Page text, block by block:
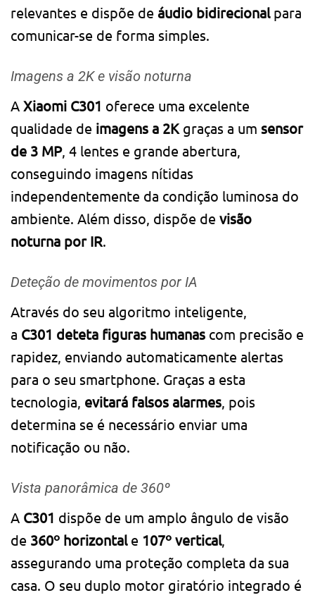
relevantes e dispõe de áudio bidirecionalpara
comunicar-se de forma simples.
Imagens a 2K e visão noturna
A Xiaomi C301 oferece uma excelente
qualidade de imagens a 2K graças a um sensor
de 3 MP, 4 lentes e grande abertura,
conseguindo imagens nítidas
independentemente da condição luminosa do
ambiente. Além disso, dispõe de visão
noturna por IR.
Deteção de movimentos por IA
Através do seu algoritmo inteligente,
a C301 deteta figuras humanas com precisão e
rapidez, enviando automaticamente alertas
para o seu smartphone. Graças a esta
tecnologia, evitará falsos alarmes, pois
determina se é necessário enviar uma
notificação ou não.
Vista panorâmica de 360º
A C301 dispõe de um amplo ângulo de visão
de 360º horizontale 107º vertical,
assegurando uma proteção completa da sua
casa. O seu duplo motor giratório integrado é